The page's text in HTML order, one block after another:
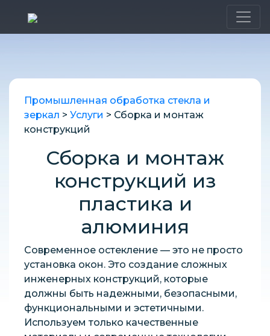
Промышленная обработка стекла и
зеркал > Услуги > Сборка и монтаж
конструкций
Сборка и монтаж
конструкций из
пластика и
алюминия
Современное остекление — это не просто
установка окон. Это создание сложных
инженерных конструкций, которые
должны быть надежными, безопасными,
функциональными и эстетичными.
Используем только качественные